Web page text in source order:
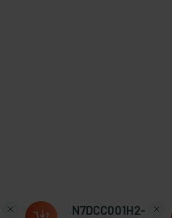
N7DCC001H2-